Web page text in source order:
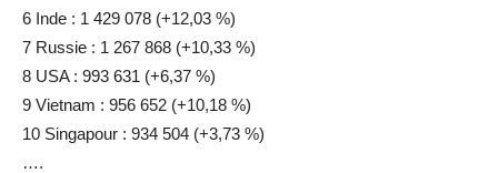
6 Inde : 1 429 078 (+12,03 %)
7 Russie : 1 267 868 (+10,33 %)
8 USA : 993 631 (+6,37 %)
9 Vietnam : 956 652 (+10,18 %)
10 Singapour : 934 504 (+3,73 %)
….